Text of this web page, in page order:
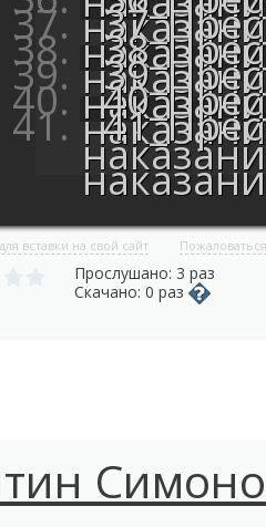
вставки на свой сайт Пожаловаться
Прослушано: 3 раз
Скачано: 0 раз